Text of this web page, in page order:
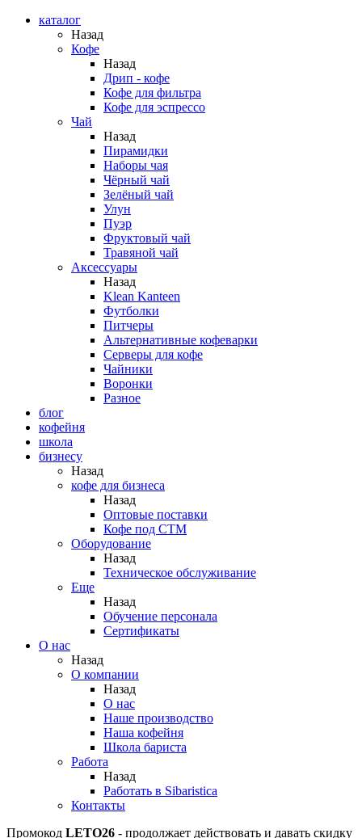
каталог
Назад
Кофе
Назад
Дрип - кофе
Кофе для фильтра
Кофе для эспрессо
Чай
Назад
Пирамидки
Наборы чая
Чёрный чай
Зелёный чай
Улун
Пуэр
Фруктовый чай
Травяной чай
Аксессуары
Назад
Klean Kanteen
Футболки
Питчеры
Альтернативные кофеварки
Серверы для кофе
Чайники
Воронки
Разное
блог
кофейня
школа
бизнесу
Назад
кофе для бизнеса
Назад
Оптовые поставки
Кофе под СТМ
Оборудование
Назад
Техническое обслуживание
Еще
Назад
Обучение персонала
Сертификаты
О нас
Назад
O компании
Назад
О нас
Наше производство
Наша кофейня
Школа бариста
Работа
Назад
Работать в Sibaristica
Контакты
Промокод LETO26 - продолжает действовать и давать скидку